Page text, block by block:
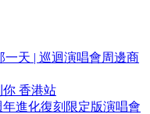
一天 | 巡迴演唱會周邊商
你 香港站
年進化復刻限定版演唱會